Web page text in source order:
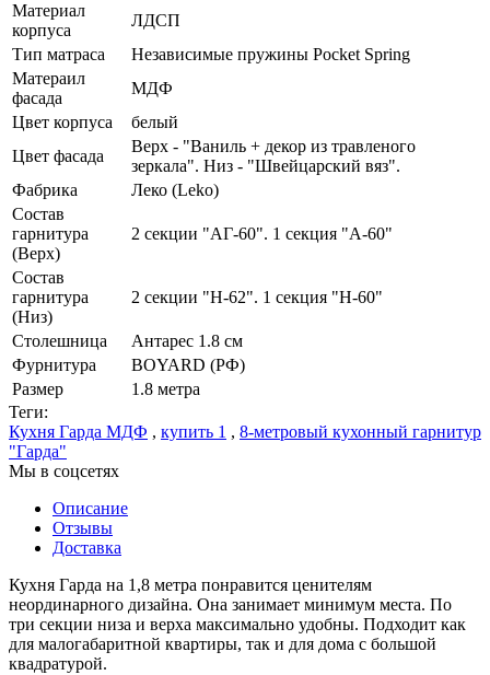
Материал
корпуса
ЛДСП
Тип матраса
Независимые пружины Pocket Spring
Матераил
фасада
МДФ
Цвет корпуса
белый
Цвет фасада
Верх - "Ваниль + декор из травленого
зеркала". Низ - "Швейцарский вяз".
Фабрика
Леко (Leko)
Состав
гарнитура
(Верх)
2 секции "АГ-60". 1 секция "А-60"
Состав
гарнитура
(Низ)
2 секции "Н-62". 1 секция "Н-60"
Столешница
Антарес 1.8 см
Фурнитура
BOYARD (РФ)
Размер
1.8 метра
Теги:
Кухня Гарда МДФ , купить 1 , 8-метровый кухонный гарнитур
"Гарда"
Мы в соцсетях
Описание
Отзывы
Доставка
Кухня Гарда на 1,8 метра понравится ценителям
неординарного дизайна. Она занимает минимум места. По
три секции низа и верха максимально удобны. Подходит как
для малогабаритной квартиры, так и для дома с большой
квадратурой.